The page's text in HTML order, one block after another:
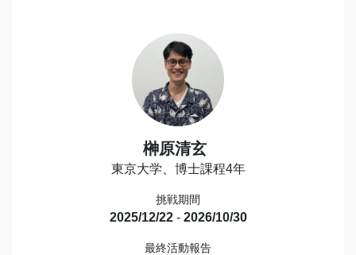
榊原清玄
東京大学、博士課程4年
挑戦期間
2025/12/22- 2026/10/30
最終活動報告